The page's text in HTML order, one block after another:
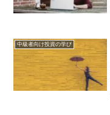
中級者向け投資の学び